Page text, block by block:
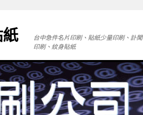
台中急件名片印刷、貼紙少量印刷、訃聞
印刷、紋身貼紙